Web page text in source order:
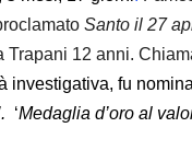
Santo il 27
Trapani 12 anni.
investigativa, fu
‘Medaglia d’oro al